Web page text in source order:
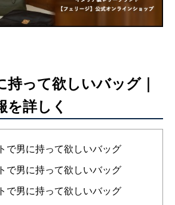
持って欲しいバッグ｜
を詳しく
で男に持って欲しいバッグ
で男に持って欲しいバッグ
で男に持って欲しいバッグ